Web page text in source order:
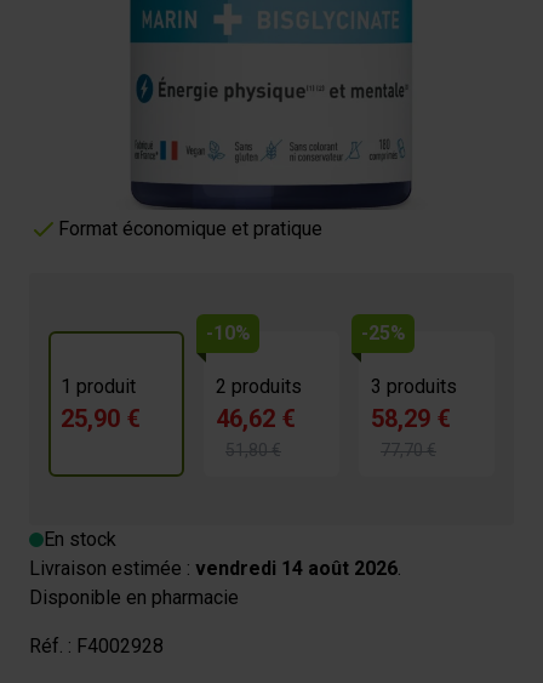
Plus d'énergie physique et mentale
25,90 €
Soutien du Système Nerveux et Musculaire
Haute Biodisponibilité et Absorption
Format économique et pratique
1 produit
25,90 €
-10%
2 produits
46,62 €
51,80 €
-25%
3 produits
58,29 €
77,70 €
En stock
Livraison estimée : vendredi 14 août 2026.
Disponible en pharmacie
Réf. : F4002928